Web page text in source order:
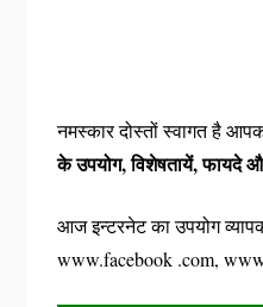
नमस्कार दोस्तों स्वागत है
के उपयोग, विशेषतायें, फायदे
आज इन्टरनेट का उपयोग
www.facebook .com,